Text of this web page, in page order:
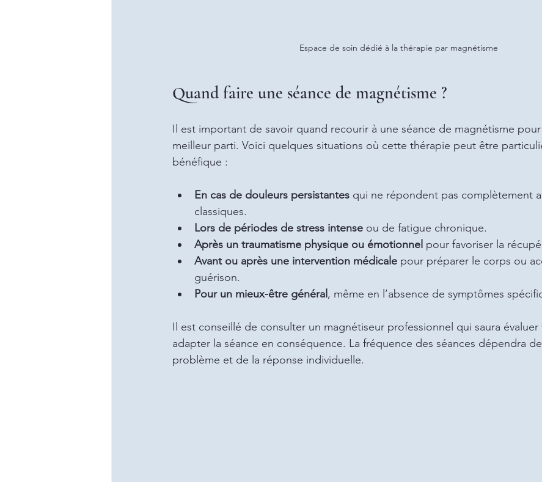
Espace de soin dédié à la thérapie par magnétisme
Quand faire une séance de magnétisme ?
Il est important de savoir quand recourir à une séance de magnétisme
meilleur parti. Voici quelques situations où cette thérapie peut être
bénéfique :
En cas de douleurs persistantes qui ne répondent pas complètement
classiques.
Lors de périodes de stress intense ou de fatigue chronique.
Après un traumatisme physique ou émotionnel pour favoriser la
Avant ou après une intervention médicale pour préparer le corps ou
guérison.
Pour un mieux-être général, même en l’absence de symptômes
Il est conseillé de consulter un magnétiseur professionnel qui saura
adapter la séance en conséquence. La fréquence des séances dépendra
problème et de la réponse individuelle.